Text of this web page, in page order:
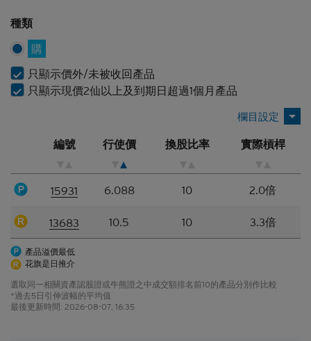
其他資料可予更改或撤回而不另行通知，網站擁有人
並無責任對材料進行更新或補充。網站擁有人及/或
其聯繫人及關聯人士、各自的董事、高管人員及/或
僱員（包括參與編製或在本香港網站上刊發材料的各
人士）（統稱「Citigroup」）或任何資料提供者，一
概不會對材料的真確性、準確性、完整性、充分性或
合理性或任何該等材料在任何用途上的合適性作出任
何類型的聲明或保證（不論明示或暗示）。本香港網
站所登載的材料僅作參考用途，資訊接收者不應賴作
定論或據此行事而不自行加以獨立核實或作出獨立判
香港網站所登載的指示性價格水平、披露材料、估值
為依據。所採用的假設及參數絕非唯一可經合理挑選
所得的選擇，因此，並不保證有關的引述、披露或分
析為準確、合理或完整，亦不表示或確保任何指示性
回報或表現會在將來實現。有關資料僅供參考之用，
並不構成網站擁有人的投資意見。
結構性產品的風險因素
種類
購
只顯示價外/未被收回產品
只顯示現價2仙以上及到期日超過1個月產品
編號 行使價 換股比率 實際槓桿
15931 6.088 10 2.0倍
13683 10.5 10 3.3倍
產品溢價最低
花旗是日推介
選取同一相關資產認股證或牛熊證之中成交額排名前10的產品分別作比較
*過去5日引伸波幅的平均值
最後更新時間: 2026-08-07, 16:35